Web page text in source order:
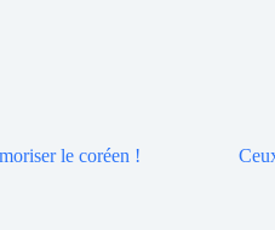
le coréen !